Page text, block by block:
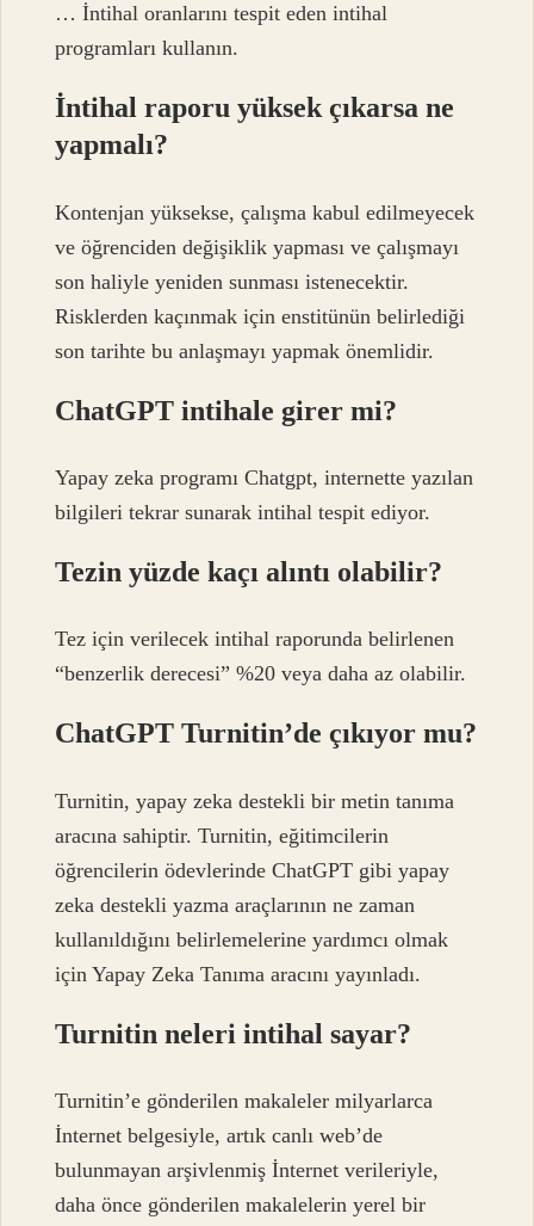
… İntihal oranlarını tespit eden intihal
programları kullanın.
İntihal raporu yüksek çıkarsa ne
yapmalı?
Kontenjan yüksekse, çalışma kabul edilmeyecek
ve öğrenciden değişiklik yapması ve çalışmayı
son haliyle yeniden sunması istenecektir.
Risklerden kaçınmak için enstitünün belirlediği
son tarihte bu anlaşmayı yapmak önemlidir.
ChatGPT intihale girer mi?
Yapay zeka programı Chatgpt, internette yazılan
bilgileri tekrar sunarak intihal tespit ediyor.
Tezin yüzde kaçı alıntı olabilir?
Tez için verilecek intihal raporunda belirlenen
“benzerlik derecesi” %20 veya daha az olabilir.
ChatGPT Turnitin’de çıkıyor mu?
Turnitin, yapay zeka destekli bir metin tanıma
aracına sahiptir. Turnitin, eğitimcilerin
öğrencilerin ödevlerinde ChatGPT gibi yapay
zeka destekli yazma araçlarının ne zaman
kullanıldığını belirlemelerine yardımcı olmak
için Yapay Zeka Tanıma aracını yayınladı.
Turnitin neleri intihal sayar?
Turnitin’e gönderilen makaleler milyarlarca
İnternet belgesiyle, artık canlı web’de
bulunmayan arşivlenmiş İnternet verileriyle,
daha önce gönderilen makalelerin yerel bir